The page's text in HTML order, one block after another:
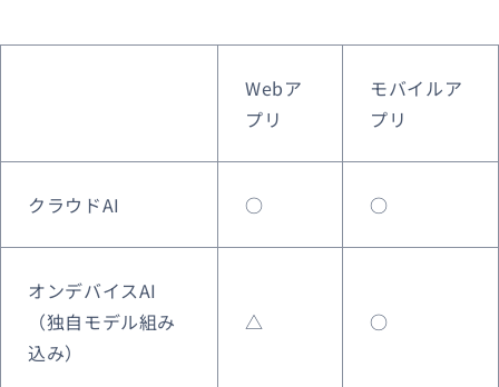
Webア
プリ
モバイルア
プリ
クラウドAI ○ ○
オンデバイスAI
（独自モデル組み
込み）
△ ○